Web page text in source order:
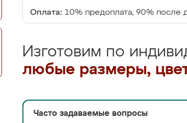
Оплата: 10% предоплата, 90% после
Изготовим по
любые размеры,
Часто задаваемые вопросы